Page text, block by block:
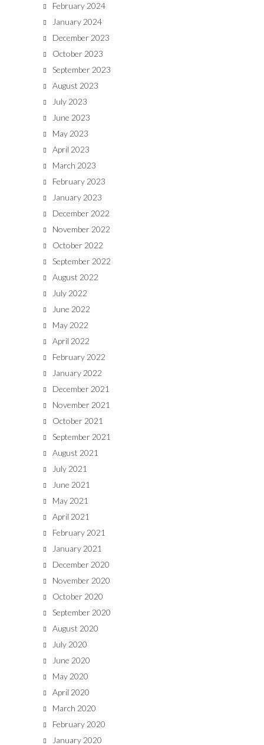
February 2024
January 2024
December 2023
October 2023
September 2023
August 2023
July 2023
June 2023
May 2023
April 2023
March 2023
February 2023
January 2023
December 2022
November 2022
October 2022
September 2022
August 2022
July 2022
June 2022
May 2022
April 2022
February 2022
January 2022
December 2021
November 2021
October 2021
September 2021
August 2021
July 2021
June 2021
May 2021
April 2021
February 2021
January 2021
December 2020
November 2020
October 2020
September 2020
August 2020
July 2020
June 2020
May 2020
April 2020
March 2020
February 2020
January 2020